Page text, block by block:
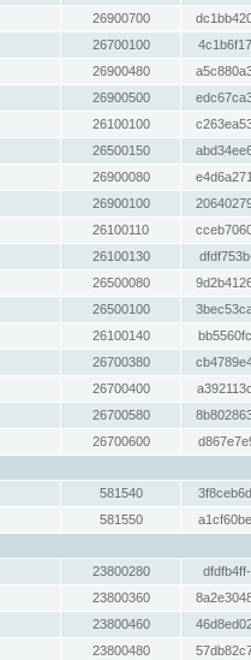
26900700
26700100
26900480
26900500
26100100
26500150
26900080
26900100
26100110
26100130
26500080
26500100
26100140
26700380
26700400
26700580
26700600
581540
581550
23800280
23800360
23800460
23800480